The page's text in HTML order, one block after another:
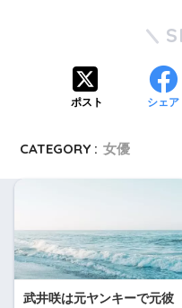
ポスト シェア
CATEGORY : 女優
武井咲は元ヤンキーで元彼